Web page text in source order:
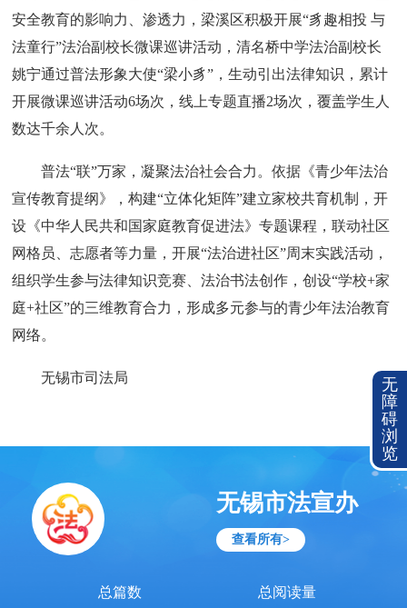
安全教育的影响力、渗透力，梁溪区积极开展“豸趣相投 与
法童行”法治副校长微课巡讲活动，清名桥中学法治副校长
姚宁通过普法形象大使“梁小豸”，生动引出法律知识，累计
开展微课巡讲活动6场次，线上专题直播2场次，覆盖学生人
数达千余人次。
普法“联”万家，凝聚法治社会合力。依据《青少年法治
宣传教育提纲》，构建“立体化矩阵”建立家校共育机制，开
设《中华人民共和国家庭教育促进法》专题课程，联动社区
网格员、志愿者等力量，开展“法治进社区”周末实践活动，
组织学生参与法律知识竞赛、法治书法创作，创设“学校+家
庭+社区”的三维教育合力，形成多元参与的青少年法治教育
网络。
无锡市司法局
无锡市法宣办
查看所有>
总篇数 总阅读量
无
障
碍
浏
览